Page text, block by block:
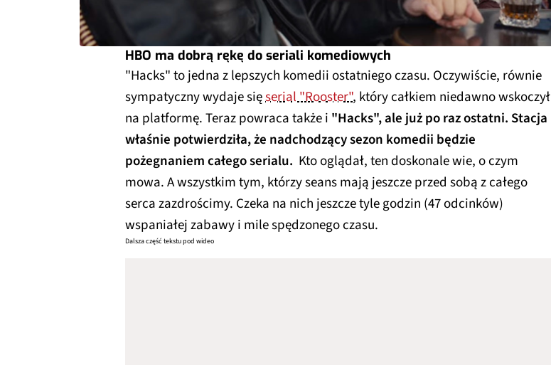
HBO ma dobrą rękę do seriali komediowych
"Hacks" to jedna z lepszych komedii ostatniego czasu. Oczywiście, równie
sympatyczny wydaje sięserial "Rooster", który całkiem niedawno wskoczył
na platformę. Teraz powraca także i "Hacks", ale już po raz ostatni. Stacja
właśnie potwierdziła, że nadchodzący sezon komedii będzie
pożegnaniem całego serialu. Kto oglądał, ten doskonale wie, o czym
mowa. A wszystkim tym, którzy seans mają jeszcze przed sobą z całego
serca zazdrościmy. Czeka na nich jeszcze tyle godzin (47 odcinków)
wspaniałej zabawy i mile spędzonego czasu.
Dalsza część tekstu pod wideo